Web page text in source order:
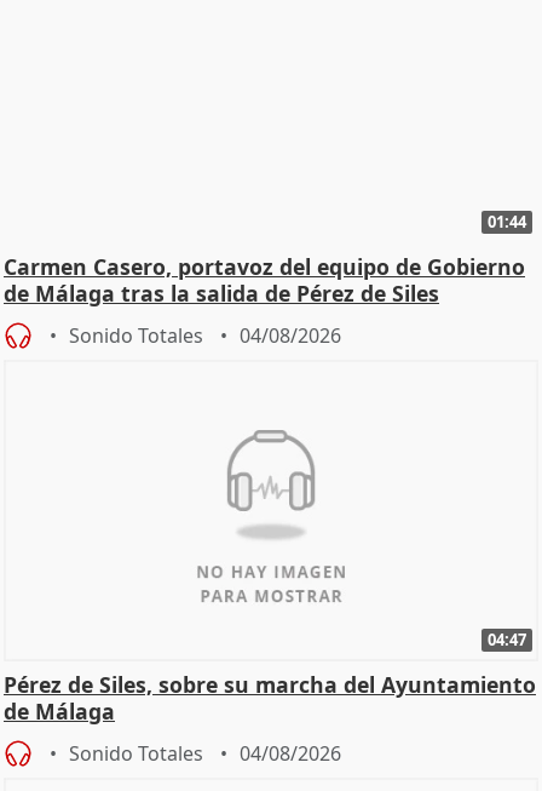
01:44
Carmen Casero, portavoz del equipo de Gobierno
de Málaga tras la salida de Pérez de Siles
Sonido Totales 04/08/2026
04:47
Pérez de Siles, sobre su marcha del Ayuntamiento
de Málaga
Sonido Totales 04/08/2026